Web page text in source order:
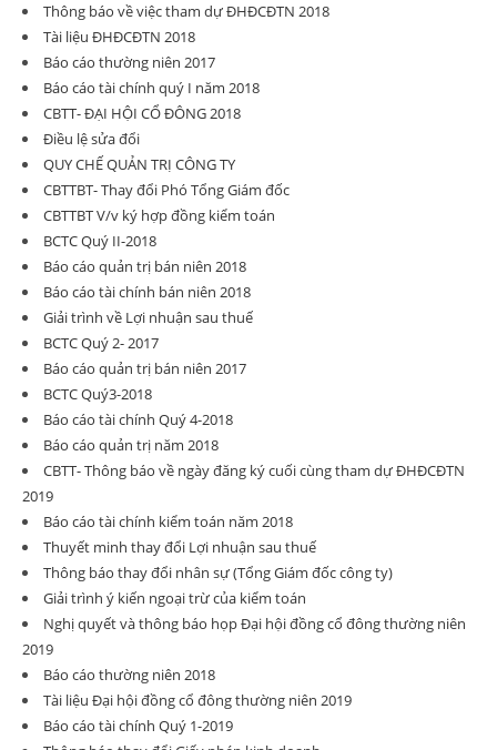
Thông báo về việc tham dự ĐHĐCĐTN 2018
Tài liệu ĐHĐCĐTN 2018
Báo cáo thường niên 2017
Báo cáo tài chính quý I năm 2018
CBTT- ĐẠI HỘI CỔ ĐÔNG 2018
Điều lệ sửa đổi
QUY CHẾ QUẢN TRỊ CÔNG TY
CBTTBT- Thay đổi Phó Tổng Giám đốc
CBTTBT V/v ký hợp đồng kiểm toán
BCTC Quý II-2018
Báo cáo quản trị bán niên 2018
Báo cáo tài chính bán niên 2018
Giải trình về Lợi nhuận sau thuế
BCTC Quý 2- 2017
Báo cáo quản trị bán niên 2017
BCTC Quý3-2018
Báo cáo tài chính Quý 4-2018
Báo cáo quản trị năm 2018
CBTT- Thông báo về ngày đăng ký cuối cùng tham dự ĐHĐCĐTN
2019
Báo cáo tài chính kiểm toán năm 2018
Thuyết minh thay đổi Lợi nhuận sau thuế
Thông báo thay đổi nhân sự (Tổng Giám đốc công ty)
Giải trình ý kiến ngoại trừ của kiểm toán
Nghị quyết và thông báo họp Đại hội đồng cổ đông thường niên
2019
Báo cáo thường niên 2018
Tài liệu Đại hội đồng cổ đông thường niên 2019
Báo cáo tài chính Quý 1-2019